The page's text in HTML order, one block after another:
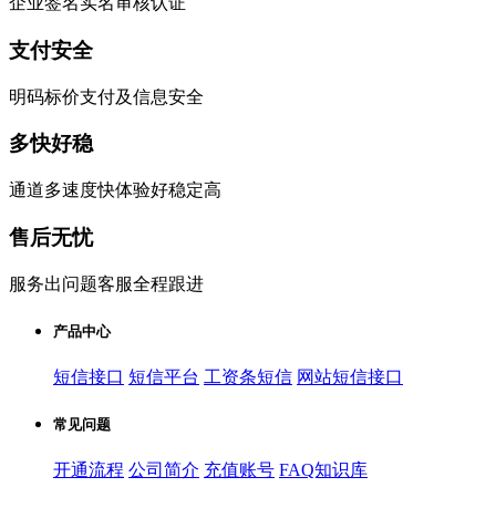
支付安全
明码标价支付及信息安全
多快好稳
通道多速度快体验好稳定高
售后无忧
服务出问题客服全程跟进
产品中心
短信接口 短信平台 工资条短信 网站短信接口
常见问题
开通流程 公司简介 充值账号 FAQ知识库